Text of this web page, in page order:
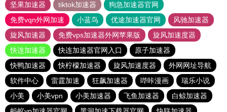
坚果加速器
tiktok加速器
狗急加速器官网
免费vqn外网加速
小蓝鸟 优途加速器官网
风驰加速器
旋风加速器
免费vps加速器外网苹果版
旋风加速度器
快连加速器
快连加速器官网入口
原子加速器
快鸭加速器
快柠檬加速器 旋风加速度器
外网网址导航
软件中心
雷霆加速 狂飙加速器 哔咔漫画
瑞乐小说
小美
小美vpn 小美加速器 飞鱼加速器
白鲸加速器